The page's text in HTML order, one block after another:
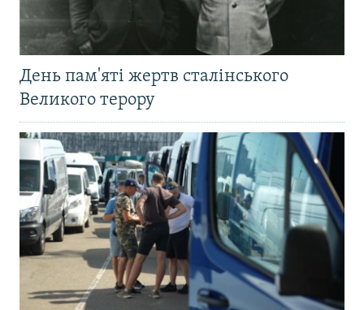
День пам'яті жертв сталінського
Великого терору